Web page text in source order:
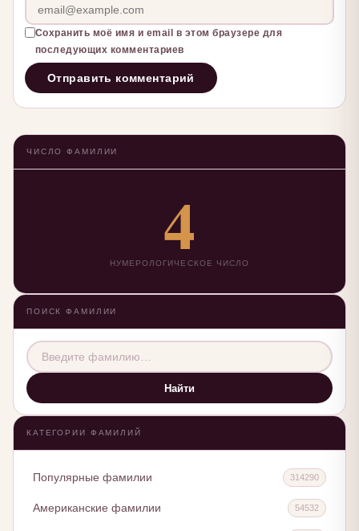
Сохранить моё имя и email в этом браузере для
последующих комментариев
ЧИСЛО ФАМИЛИИ
4
НУМЕРОЛОГИЧЕСКОЕ ЧИСЛО
ПОИСК ФАМИЛИИ
Найти
КАТЕГОРИИ ФАМИЛИЙ
Популярные фамилии 314290
Американские фамилии 54532